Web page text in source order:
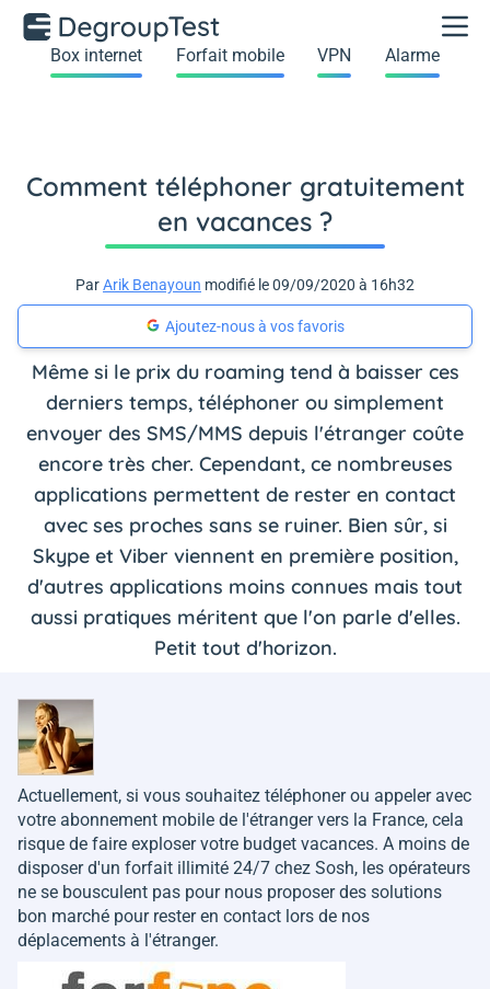
Box internet Forfait mobile VPN Alarme
Comment téléphoner gratuitement
en vacances ?
ParArik Benayoun modifié le 09/09/2020 à 16h32
Ajoutez-nous à vos favoris
Même si le prix du roaming tend à baisser ces
derniers temps, téléphoner ou simplement
envoyer des SMS/MMS depuis l'étranger coûte
encore très cher. Cependant, ce nombreuses
applications permettent de rester en contact
avec ses proches sans se ruiner. Bien sûr, si
Skype et Viber viennent en première position,
d'autres applications moins connues mais tout
aussi pratiques méritent que l'on parle d'elles.
Petit tout d'horizon.
Actuellement, si vous souhaitez téléphoner ou appeler avec
votre abonnement mobile de l'étranger vers la France, cela
risque de faire exploser votre budget vacances. A moins de
disposer d'un forfait illimité 24/7 chez Sosh, les opérateurs
ne se bousculent pas pour nous proposer des solutions
bon marché pour rester en contact lors de nos
déplacements à l'étranger.